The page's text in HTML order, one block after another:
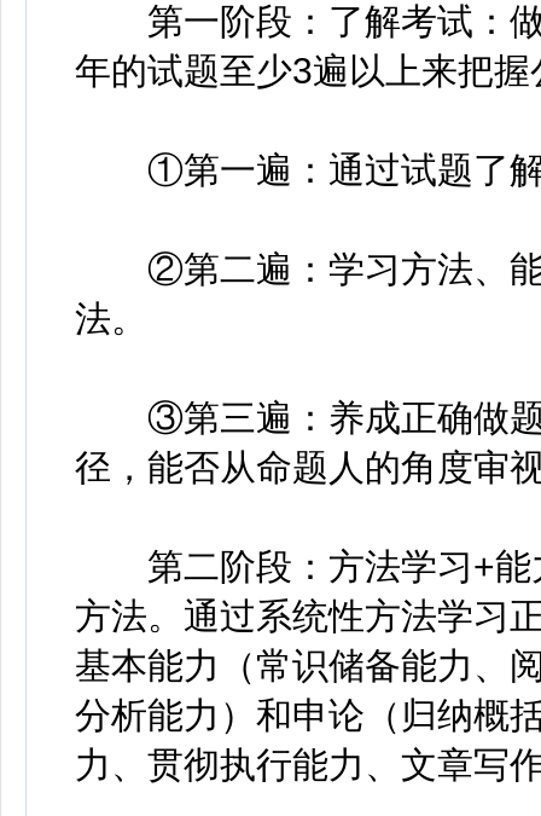
第一阶段：了解考试：做
年的试题至少3遍以上来把
①第一遍：通过试题了解
②第二遍：学习方法、能
法。
③第三遍：养成正确做题
径，能否从命题人的角度审
第二阶段：方法学习+能
方法。通过系统性方法学习
基本能力（常识储备能力、
分析能力）和申论（归纳概
力、贯彻执行能力、文章写